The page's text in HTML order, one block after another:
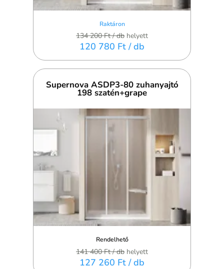
Raktáron
134 200 Ft/ db helyett
120 780 Ft / db
Supernova ASDP3-80 zuhanyajtó
198 szatén+grape
Rendelhető
141 400 Ft/ db helyett
127 260 Ft / db